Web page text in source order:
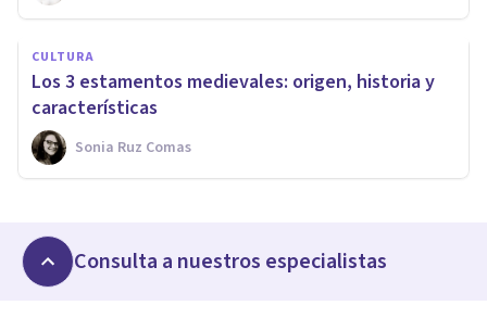
CULTURA
Los 3 estamentos medievales: origen, historia y
características
Sonia Ruz Comas
Consulta a nuestros especialistas